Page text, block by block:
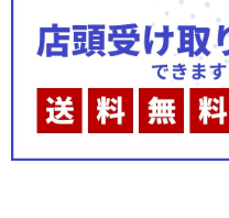
Ver.ネクストン 3.0
Ver.アクアプラス 2.0
Ver.ゆずソフト 3.0
Ver.オーガスト 3.0